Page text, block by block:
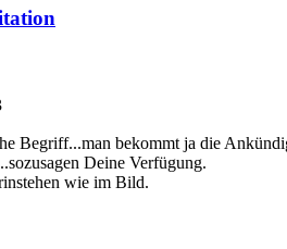
Begriff...man bekommt ja die
Deine Verfügung.
wie im Bild.